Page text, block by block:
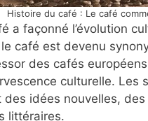
Histoire du café : Le café
a façonné l’évolution
le café est devenu
des cafés
culturelle. Les
des idées nouvelles,
littéraires.